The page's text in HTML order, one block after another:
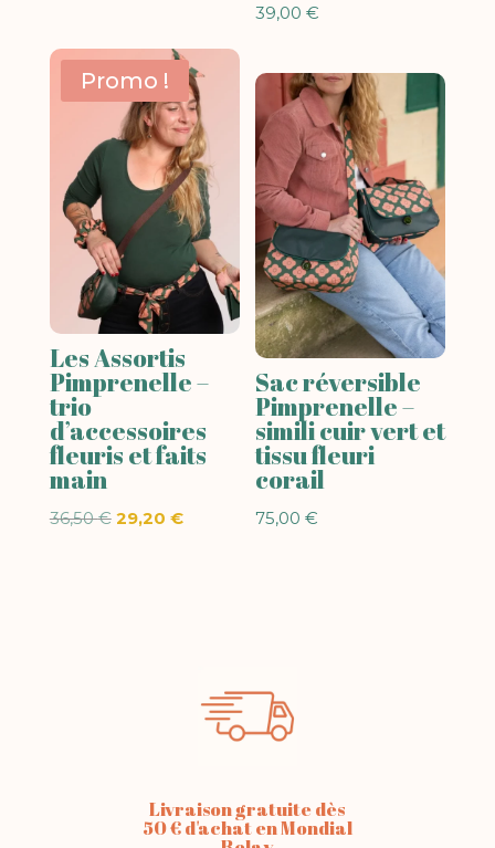
39,00€
Promo !
Les Assortis
Pimprenelle –
trio
d’accessoires
fleuris et faits
main
36,50€ Le
29,20 €Le
Sac réversible
Pimprenelle –
simili cuir vert et
tissu fleuri
corail
75,00€
Livraison gratuite dès
50 € d'achat en Mondial